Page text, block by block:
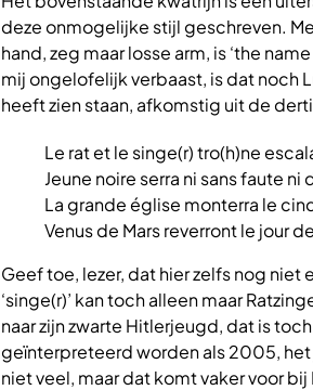
deze onmogelijke stijl geschreven.
hand, zeg maar losse arm, is ‘the
mij ongelofelijk verbaast, is dat noch
heeft zien staan, afkomstig uit de
Le rat et le singe(r) tro(h)ne
Jeune noire serra ni sans faute ni
La grande église monterra le
Venus de Mars reverront le jour
Geef toe, lezer, dat hier zelfs nog niet
‘singe(r)’ kan toch alleen maar
naar zijn zwarte Hitlerjeugd, dat is
geïnterpreteerd worden als 2005,
niet veel, maar dat komt vaker voor